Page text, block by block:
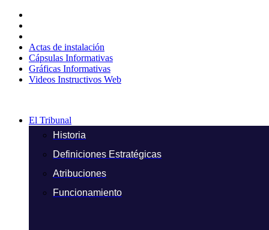
contenido
Actas de instalación
Cápsulas Informativas
Gráficas Informativas
Videos Instructivos Web
El Tribunal
Historia
Definiciones Estratégicas
Atribuciones
Funcionamiento